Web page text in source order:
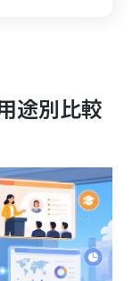
途別比較